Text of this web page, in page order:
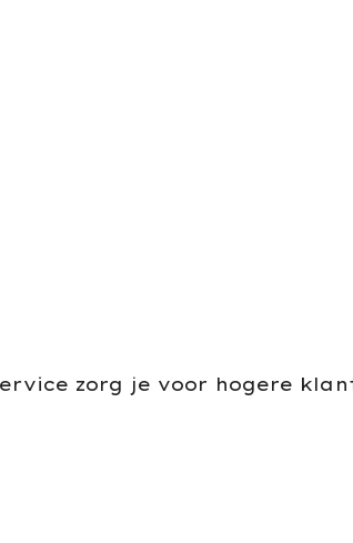
zorg je voor hogere